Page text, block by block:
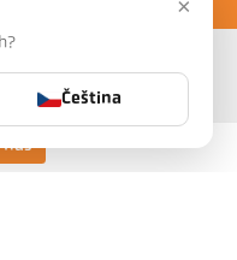
×
Čeština